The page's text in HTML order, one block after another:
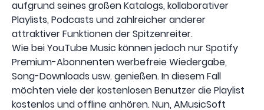
aufgrund seines großen Katalogs, kollaborativer
Playlists, Podcasts und zahlreicher anderer
attraktiver Funktionen der Spitzenreiter.
Wie bei YouTube Music können jedoch nur Spotify
Premium-Abonnenten werbefreie Wiedergabe,
Song-Downloads usw. genießen. In diesem Fall
möchten viele der kostenlosen Benutzer die Playlist
kostenlos und offline anhören. Nun, AMusicSoft